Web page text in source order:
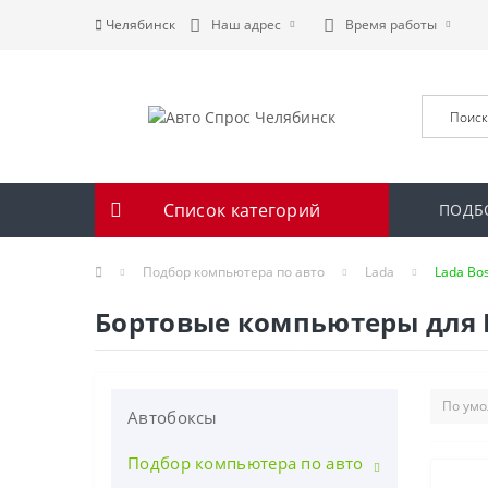
Челябинск Наш адрес Время работы
Список категорий
Подбор компьютера по авто Lada Lada
Бортовые компьютеры для
Автобоксы
Подбор компьютера по авто